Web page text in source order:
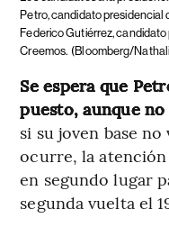
Petro, candidato presidencial
Federico Gutiérrez,
Creemos. (Bloomberg/
Se espera que
puesto, aunque
si su joven base
ocurre, la
en segundo lugar
segunda vuelta el